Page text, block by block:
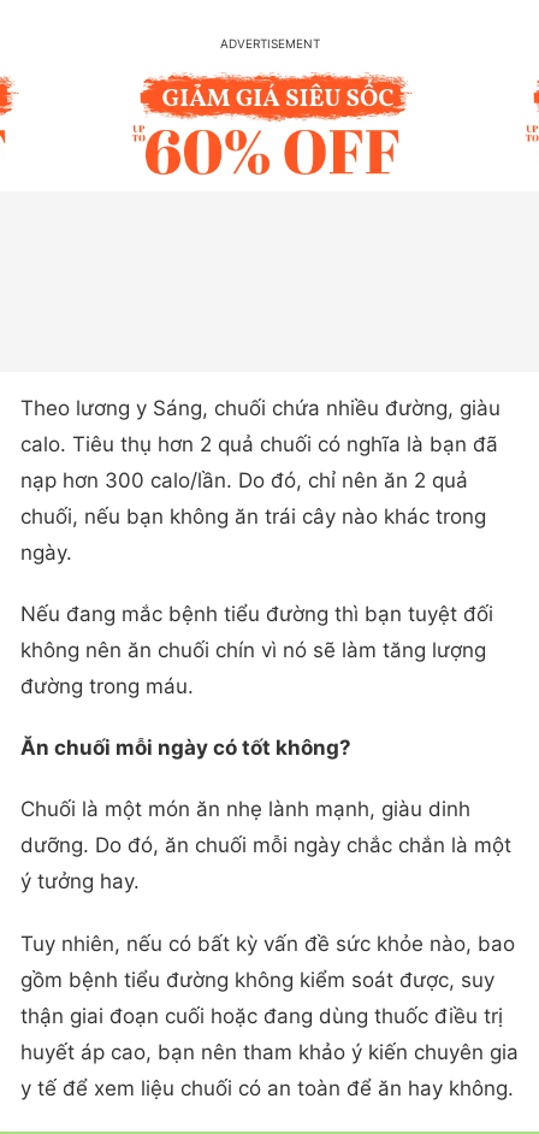
Theo lương y Sáng, chuối chứa nhiều đường, giàu
calo. Tiêu thụ hơn 2 quả chuối có nghĩa là bạn đã
nạp hơn 300 calo/lần. Do đó, chỉ nên ăn 2 quả
chuối, nếu bạn không ăn trái cây nào khác trong
ngày.
Nếu đang mắc bệnh tiểu đường thì bạn tuyệt đối
không nên ăn chuối chín vì nó sẽ làm tăng lượng
đường trong máu.
Ăn chuối mỗi ngày có tốt không?
Chuối là một món ăn nhẹ lành mạnh, giàu dinh
dưỡng. Do đó, ăn chuối mỗi ngày chắc chắn là một
ý tưởng hay.
Tuy nhiên, nếu có bất kỳ vấn đề sức khỏe nào, bao
gồm bệnh tiểu đường không kiểm soát được, suy
thận giai đoạn cuối hoặc đang dùng thuốc điều trị
huyết áp cao, bạn nên tham khảo ý kiến chuyên gia
y tế để xem liệu chuối có an toàn để ăn hay không.